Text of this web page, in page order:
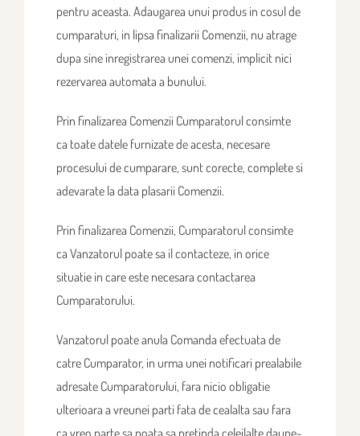
pentru aceasta. Adaugarea unui produs in cosul de
cumparaturi, in lipsa finalizarii Comenzii, nu atrage
dupa sine inregistrarea unei comenzi, implicit nici
rezervarea automata a bunului.
Prin finalizarea Comenzii Cumparatorul consimte
ca toate datele furnizate de acesta, necesare
procesului de cumparare, sunt corecte, complete si
adevarate la data plasarii Comenzii.
Prin finalizarea Comenzii, Cumparatorul consimte
ca Vanzatorul poate sa il contacteze, in orice
situatie in care este necesara contactarea
Cumparatorului.
Vanzatorul poate anula Comanda efectuata de
catre Cumparator, in urma unei notificari prealabile
adresate Cumparatorului, fara nicio obligatie
ulterioara a vreunei parti fata de cealalta sau fara
ca vreo parte sa poata sa pretinda celeilalte daune-